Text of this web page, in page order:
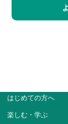
はじめての方へ
楽しむ・学ぶ